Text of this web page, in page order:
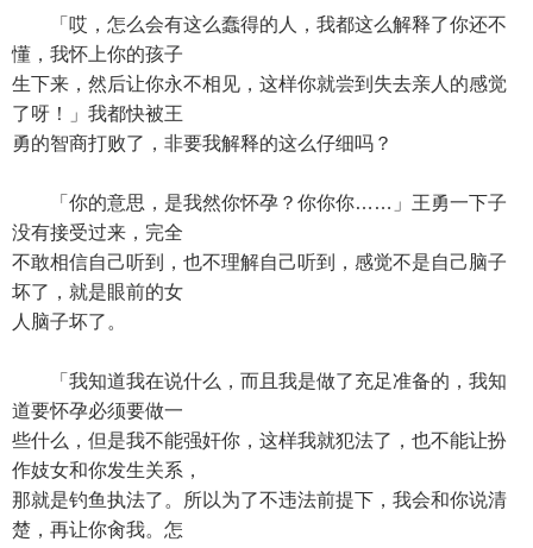
「哎，怎么会有这么蠢得的人，我都这么解释了你还不
懂，我怀上你的孩子
生下来，然后让你永不相见，这样你就尝到失去亲人的感觉
了呀！」我都快被王
勇的智商打败了，非要我解释的这么仔细吗？
「你的意思，是我然你怀孕？你你你……」王勇一下子
没有接受过来，完全
不敢相信自己听到，也不理解自己听到，感觉不是自己脑子
坏了，就是眼前的女
人脑子坏了。
「我知道我在说什么，而且我是做了充足准备的，我知
道要怀孕必须要做一
些什么，但是我不能强奸你，这样我就犯法了，也不能让扮
作妓女和你发生关系，
那就是钓鱼执法了。所以为了不违法前提下，我会和你说清
楚，再让你肏我。怎